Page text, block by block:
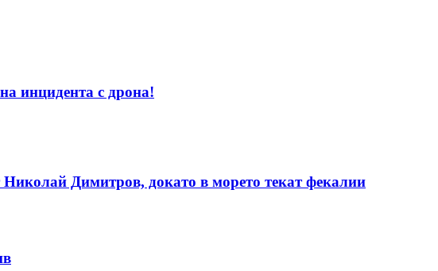
инцидента с дрона!
Димитров, докато в морето текат фекалии